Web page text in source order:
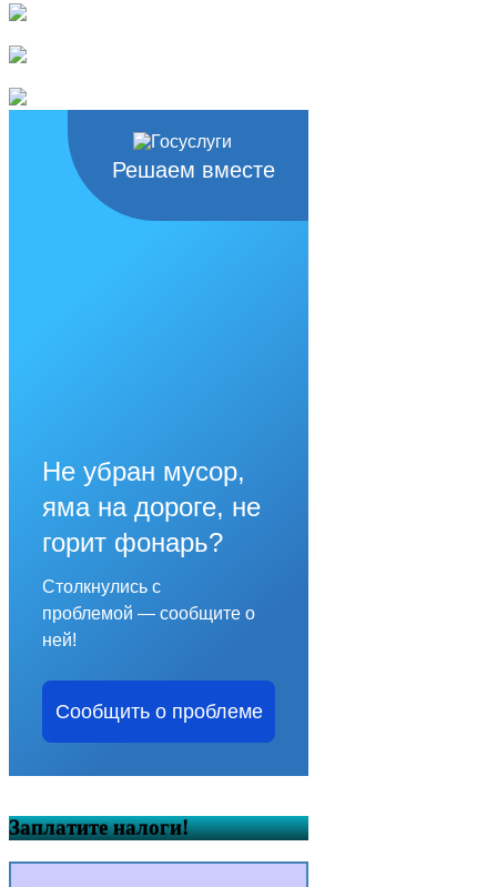
Решаем вместе
Не убран мусор,
яма на дороге, не
горит фонарь?
Столкнулись с
проблемой — сообщите о
ней!
Сообщить о проблеме
Заплатите налоги!